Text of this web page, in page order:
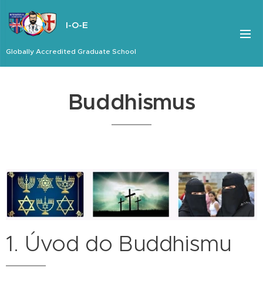
I-O-E
Globally Accredited Graduate School
Buddhismus
1. Úvod do Buddhismu